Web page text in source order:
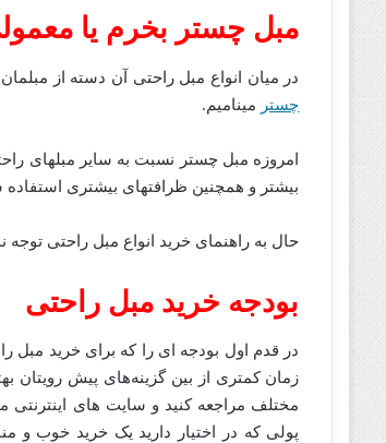
مبل چستر بخرم یا
در میان انواع مبل راحتی آن دسته از
چستر مینامیم.
امروزه مبل چستر نسبت به سایر مبلهای
بیشتر و همچنین ظرافتهای بیشتری
حال به راهنمای خرید انواع مبل راحتی توجه
بودجه خرید مبل راحتی
در قدم اول بودجه ای را که برای خرید مبل
زمان کمتری از بین گزینه‌های پیش رویتان
مختلف مراجعه کنید و سایت های اینترنتی
پولی که در اختیار دارید یک خرید خوب و